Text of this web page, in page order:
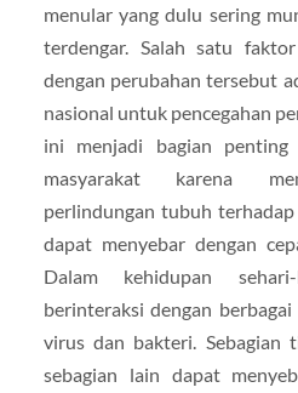
menular yang dulu sering
terdengar. Salah satu
dengan perubahan tersebut
nasional untuk pencegahan
ini menjadi bagian penting
masyarakat karena
perlindungan tubuh
dapat menyebar dengan
Dalam kehidupan
berinteraksi dengan
virus dan bakteri. Sebagian
sebagian lain dapat